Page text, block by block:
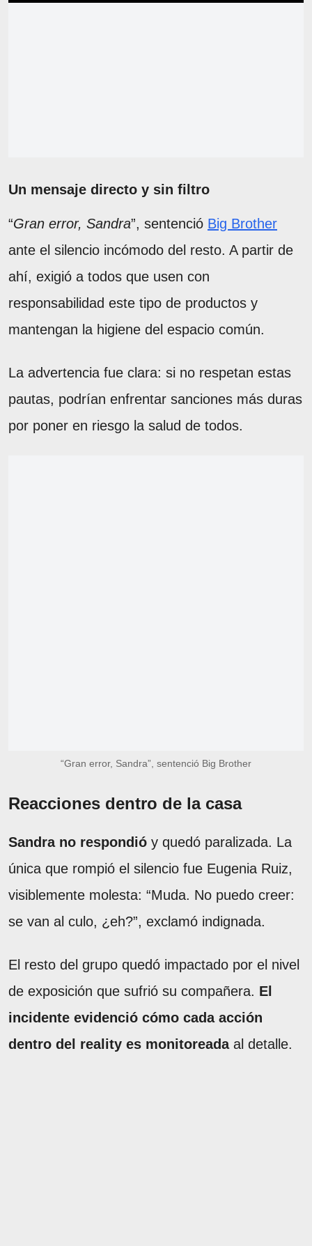
Un mensaje directo y sin filtro
“Gran error, Sandra”, sentenció Big Brother
ante el silencio incómodo del resto. A partir de
ahí, exigió a todos que usen con
responsabilidad este tipo de productos y
mantengan la higiene del espacio común.
La advertencia fue clara: si no respetan estas
pautas, podrían enfrentar sanciones más duras
por poner en riesgo la salud de todos.
“Gran error, Sandra”, sentenció Big Brother
Reacciones dentro de la casa
Sandra no respondió y quedó paralizada. La
única que rompió el silencio fue Eugenia Ruiz,
visiblemente molesta: “Muda. No puedo creer:
se van al culo, ¿eh?”, exclamó indignada.
El resto del grupo quedó impactado por el nivel
de exposición que sufrió su compañera. El
incidente evidenció cómo cada acción
dentro del reality es monitoreadaal detalle.